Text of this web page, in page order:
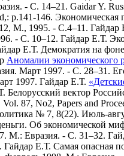
- С. 14–21. Gaidar Y.
p.141-146.
М., 1995. - С.4–11. Гайдар
- С. 10–12. Гайдар Е.Т.
Е.Т. Демократия на
Аномалии экономического
Март 1997. - С. 28–31.
1997. Гайдар Е.Т.
Белорусский вектор
87, No2, Papers and
№ 7, 8(22). Июль-
Об экономической
М.: Евразия. - С. 31–32.
Гайдар Е.Т. Самая опасная